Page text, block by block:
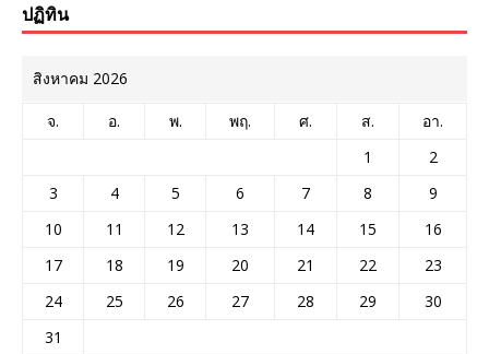
ปฏิทิน
สิงหาคม 2026
จ. อ. พ. พฤ. ศ. ส.
อา.
1
2
3
4 5 6 7 8
9
10
11 12 13 14 15
16
17
18 19 20 21 22
23
24
25 26 27 28 29
30
31